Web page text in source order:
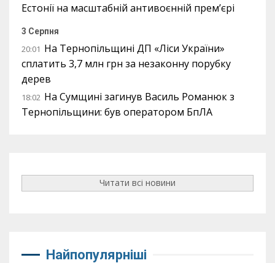
Естонії на масштабній антивоєнній прем’єрі
3 Серпня
20:01 На Тернопільщині ДП «Ліси України»
сплатить 3,7 млн грн за незаконну порубку
дерев
18:02 На Сумщині загинув Василь Романюк з
Тернопільщини: був оператором БпЛА
Читати всі новини
Найпопулярніші